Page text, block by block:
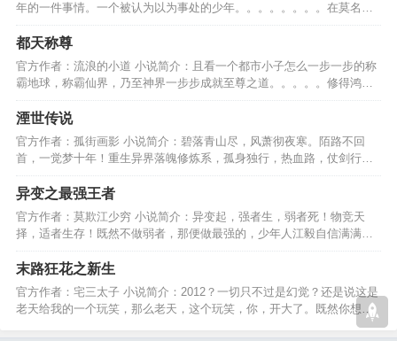
年的一件事情。一个被认为以为事处的少年。。。。。。。。在莫名的
拥有无上的法力。。。…
都天称尊
官方作者：流浪的小道 小说简介：且看一个都市小子怎么一步一步的称
霸地球，称霸仙界，乃至神界一步步成就至尊之道。。。。。修得鸿蒙
至尊道，称霸寰宇吾为尊…
湮世传说
官方作者：孤街画影 小说简介：碧落青山尽，风萧彻夜寒。陌路不回
首，一觉梦十年！重生异界落魄修炼系，孤身独行，热血路，仗剑行，
不变的是一颗向前的心！…
异变之最强王者
官方作者：莫欺江少穷 小说简介：异变起，强者生，弱者死！物竞天
择，适者生存！既然不做弱者，那便做最强的，少年人江毅自信满满。
异变时代，我为王者！！…
末路狂花之新生
官方作者：宅三太子 小说简介：2012？一切只不过是幻觉？还是说这是
老天给我的一个玩笑，那么老天，这个玩笑，你，开大了。既然你想